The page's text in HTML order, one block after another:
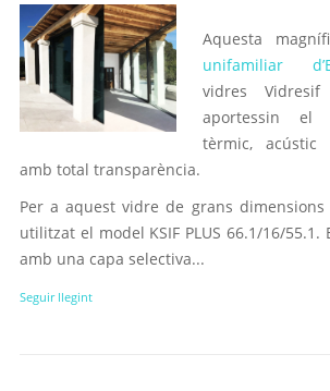
Aquesta
unifamiliar
vidres Vidresif
aportessin el
tèrmic,
amb total transparència.
Per a aquest vidre de grans dimensions
utilitzat el model KSIF PLUS 66.1/16/55.1.
amb una capa selectiva...
Seguir llegint